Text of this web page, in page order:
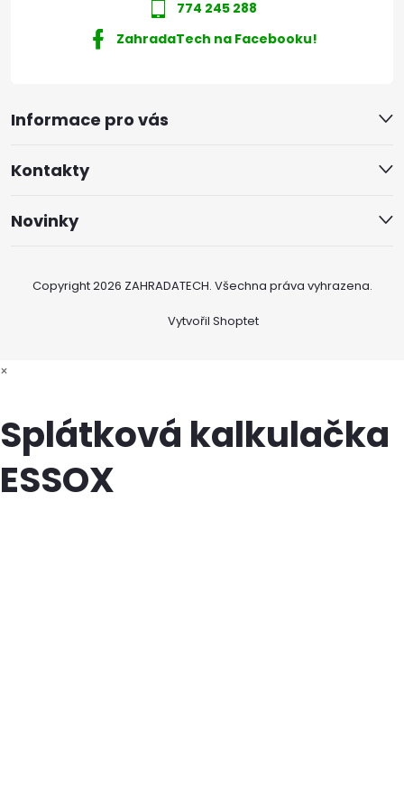
Informace pro vás
Kontakty
Novinky
774 245 288
ZahradaTech na Facebooku!
Vytvořil Shoptet
Copyright 2026 ZAHRADATECH. Všechna práva vyhrazena.
×
Splátková kalkulačka
ESSOX